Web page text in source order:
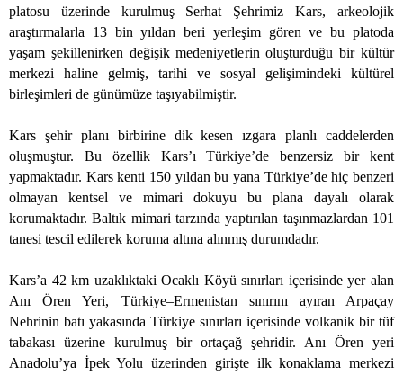
platosu üzerinde kurulmuş Serhat Şehrimiz Kars, arkeolojik
araştırmalarla 13 bin yıldan beri yerleşim gören ve bu platoda
yaşam şekillenirken değişik medeniyetlerin oluşturduğu bir kültür
merkezi haline gelmiş, tarihi ve sosyal gelişimindeki kültürel
birleşimleri de günümüze taşıyabilmiştir.
Kars şehir planı birbirine dik kesen ızgara planlı caddelerden
oluşmuştur. Bu özellik Kars’ı Türkiye’de benzersiz bir kent
yapmaktadır. Kars kenti 150 yıldan bu yana Türkiye’de hiç benzeri
olmayan kentsel ve mimari dokuyu bu plana dayalı olarak
korumaktadır. Baltık mimari tarzında yaptırılan taşınmazlardan 101
tanesi tescil edilerek koruma altına alınmış durumdadır.
Kars’a 42 km uzaklıktaki Ocaklı Köyü sınırları içerisinde yer alan
Anı Ören Yeri, Türkiye–Ermenistan sınırını ayıran Arpaçay
Nehrinin batı yakasında Türkiye sınırları içerisinde volkanik bir tüf
tabakası üzerine kurulmuş bir ortaçağ şehridir. Anı Ören yeri
Anadolu’ya İpek Yolu üzerinden girişte ilk konaklama merkezi